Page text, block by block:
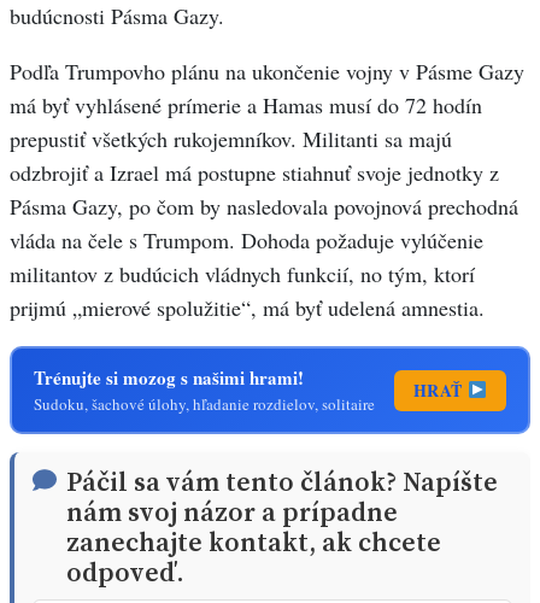
budúcnosti Pásma Gazy.
Podľa Trumpovho plánu na ukončenie vojny v Pásme Gazy
má byť vyhlásené prímerie a Hamas musí do 72 hodín
prepustiť všetkých rukojemníkov. Militanti sa majú
odzbrojiť a Izrael má postupne stiahnuť svoje jednotky z
Pásma Gazy, po čom by nasledovala povojnová prechodná
vláda na čele s Trumpom. Dohoda požaduje vylúčenie
militantov z budúcich vládnych funkcií, no tým, ktorí
prijmú „mierové spolužitie“, má byť udelená amnestia.
Trénujte si mozog s našimi hrami!
Sudoku, šachové úlohy, hľadanie rozdielov, solitaire
HRAŤ
Páčil sa vám tento článok? Napíšte
nám svoj názor a prípadne
zanechajte kontakt, ak chcete
odpoveď.